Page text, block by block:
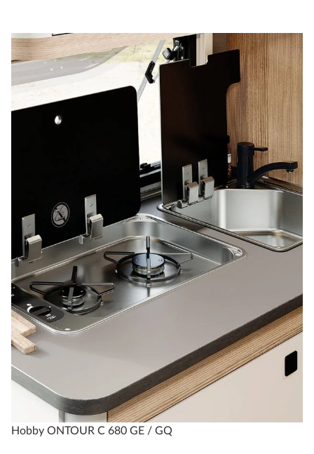
Hobby ONTOUR C 680 GE / GQ